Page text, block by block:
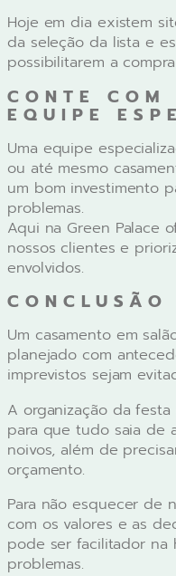
Hoje em dia existem
da seleção da lista e
possibilitarem a
CONTE COM
EQUIPE
Uma equipe
ou até mesmo
um bom investimento
problemas.
Aqui na Green Palace
nossos clientes e
envolvidos.
CONCLUSÃO
Um casamento em
planejado com
imprevistos sejam
A organização da
para que tudo saia de
noivos, além de
orçamento.
Para não esquecer de
com os valores e as
pode ser facilitador na
problemas.